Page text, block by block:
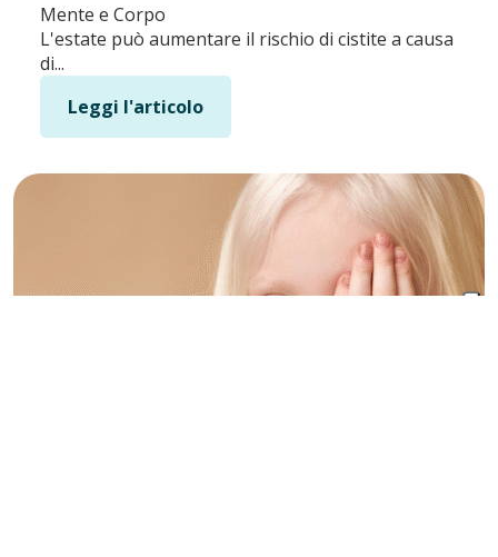
Mente e Corpo
L'estate può aumentare il rischio di cistite a causa
di...
Leggi l'articolo